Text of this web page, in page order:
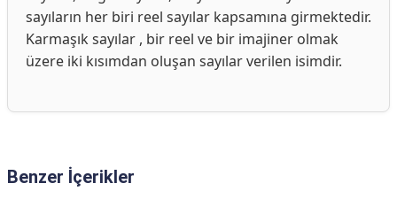
sayıların her biri reel sayılar kapsamına girmektedir.
Karmaşık sayılar , bir reel ve bir imajiner olmak
üzere iki kısımdan oluşan sayılar verilen isimdir.
Benzer İçerikler